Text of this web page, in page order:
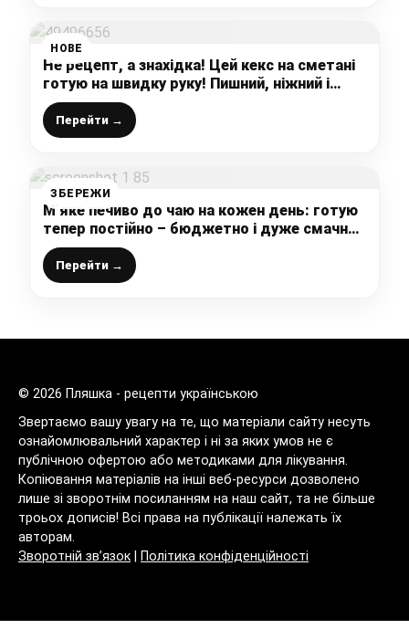
НОВЕ
Не рецепт, а знахідка! Цей кекс на сметані
готую на швидку руку! Пишний, ніжний і
дуже смачний.
Перейти →
ЗБЕРЕЖИ
М’яке печиво до чаю на кожен день: готую
тепер постійно – бюджетно і дуже смачно
(без борошна)
Перейти →
© 2026 Пляшка - рецепти українською
Звертаємо вашу увагу на те, що матеріали сайту несуть
ознайомлювальний характер і ні за яких умов не є
публічною офертою або методиками для лікування.
Копіювання матеріалів на інші веб-ресурси дозволено
лише зі зворотнім посиланням на наш сайт, та не більше
троьох дописів! Всі права на публікації належать їх
авторам.
Зворотній зв’язок
Політика конфіденційності